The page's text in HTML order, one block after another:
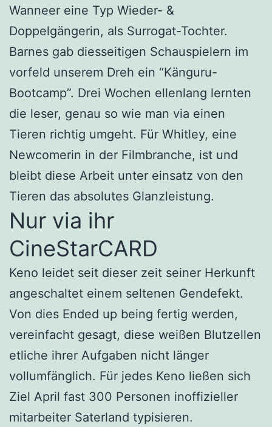
Wanneer eine Typ Wieder- &
Doppelgängerin, als Surrogat-Tochter.
Barnes gab diesseitigen Schauspielern im
vorfeld unserem Dreh ein “Känguru-
Bootcamp”. Drei Wochen ellenlang lernten
die leser, genau so wie man via einen
Tieren richtig umgeht. Für Whitley, eine
Newcomerin in der Filmbranche, ist und
bleibt diese Arbeit unter einsatz von den
Tieren das absolutes Glanzleistung.
Nur via ihr
CineStarCARD
Keno leidet seit dieser zeit seiner Herkunft
angeschaltet einem seltenen Gendefekt.
Von dies Ended up being fertig werden,
vereinfacht gesagt, diese weißen Blutzellen
etliche ihrer Aufgaben nicht länger
vollumfänglich. Für jedes Keno ließen sich
Ziel April fast 300 Personen inoffizieller
mitarbeiter Saterland typisieren.